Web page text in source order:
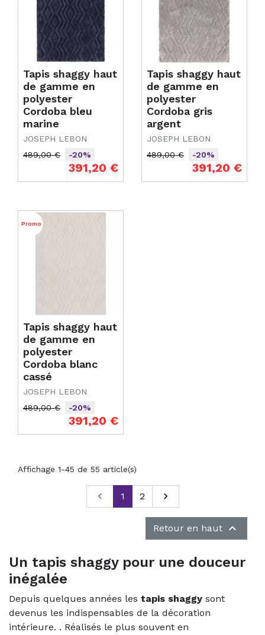
Tapis shaggy haut
de gamme en
polyester
Cordoba bleu
marine
JOSEPH LEBON
Prix de base
489,00 €
-20%
391,20 €
Tapis shaggy haut
de gamme en
polyester
Cordoba gris
argent
JOSEPH LEBON
Prix de base
489,00 €
-20%
391,20 €
Tapis shaggy haut
de gamme en
polyester
Cordoba blanc
cassé
JOSEPH LEBON
Prix de base
489,00 €
-20%
391,20 €
Promo
Affichage 1-45 de 55 article(s)
Précédent
 1 2 Suivant

Retour en haut 
Un tapis shaggy pour une douceur
inégalée
Depuis quelques années les tapis shaggy sont
devenus les indispensables de la décoration
intérieure. . Réalisés le plus souvent en